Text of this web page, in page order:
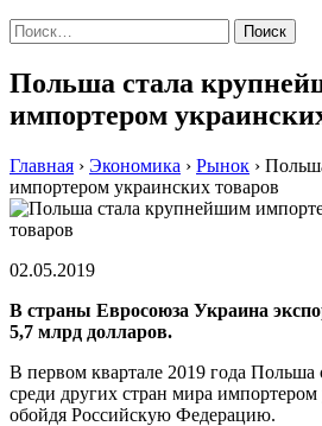
Найти:
Польша стала
импортером
Главная › Экономика › Рынок ›
импортером украинских товаров
02.05.2019
В страны Евросоюза Украина
5,7 млрд долларов.
В первом квартале 2019 года
среди других стран мира импортером
обойдя Российскую Федерацию.